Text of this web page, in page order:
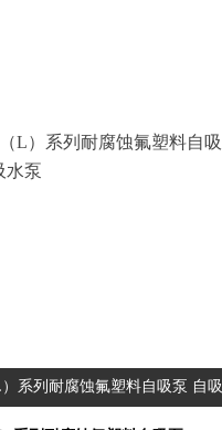
系列耐腐蚀氟塑料自吸泵 自